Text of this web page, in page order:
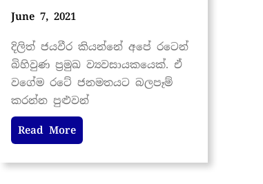
June 7, 2021
දිලිත් ජයවීර කියන්නේ අපේ රටෙන්
බිහිවුණ ප්‍රමුඛ ව්‍යවසායකයෙක්. ඒ
වගේම රටේ ජනමතයට බලපෑම්
කරන්න පුළුවන්
Read More